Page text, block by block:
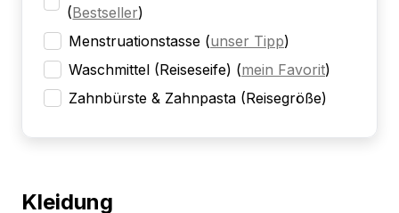
(Bestseller)
Menstruationstasse (unser Tipp)
Waschmittel (Reiseseife) (mein Favorit)
Zahnbürste & Zahnpasta (Reisegröße)
Kleidung